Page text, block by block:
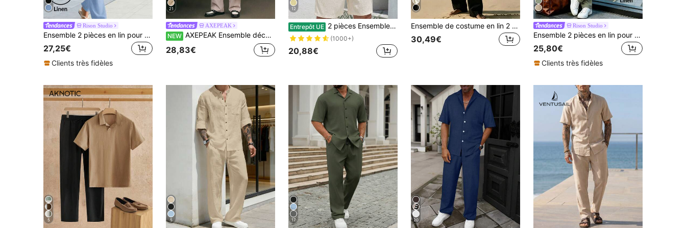
Rison Studio
Ensemble 2 pièces en lin pour hommes, chemise à manches courtes à simple boutonnage & pantalon long, tenue décontractée d'été en lin fin
27,25€
Clients très fidèles
21
AXEPEAK
NEW AXEPEAK Ensemble décontracté de chemise à manches courtes et pantalon de couleur unie pour hommes
28,83€
12
Entrepôt UE 2 pièces Ensemble de mode européenne printemps/été nouveau jacquard streetwear cool ample chemise à manches courtes fine & pantalon décontracté polyvalent couple léger plage vacances loisirs, convient comme cadeau pour mari/petit ami, tenue de villégiature
(1000+)
20,88€
Ensemble de costume en lin 2 pièces pour hommes, chemise et pantalon en lin pour hommes, tenue de vacances d'été, tenue de plage, tissu en lin confortable, tenue printemps/été
30,49€
Rison Studio
Ensemble 2 pièces en lin pour hommes, nouvelle tenue d'été avec chemise cargo multi-poches, manches courtes amples + pantalon droit 2 pièces
25,80€
Clients très fidèles
5 5 17 20